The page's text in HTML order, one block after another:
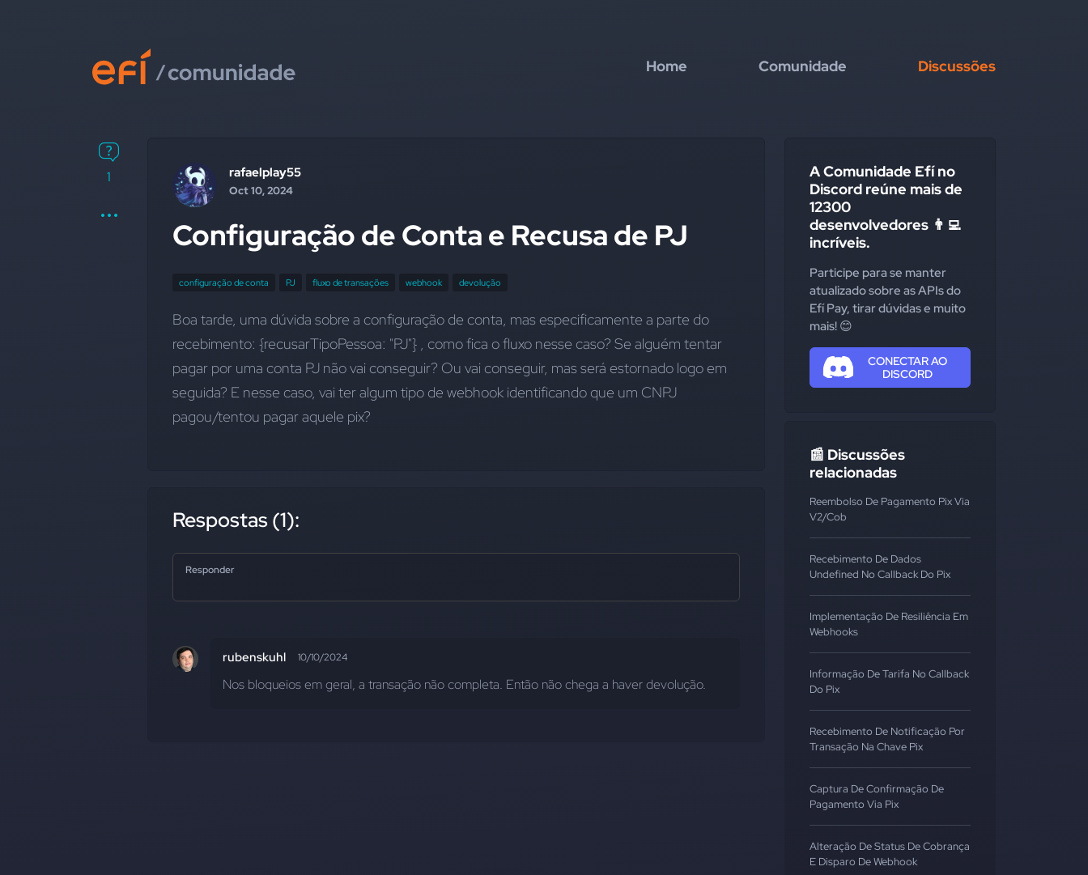
Home Comunidade Discussões
1 rafaelplay55
Oct 10, 2024
Configuração de Conta e Recusa de PJ
configuração de conta PJ fluxo de transações webhook devolução
recebimento: {recusarTipoPessoa: "PJ"} , como fica o fluxo nesse caso? Se alguém tentar
pagar por uma conta PJ não vai conseguir? Ou vai conseguir, mas será estornado logo em
seguida? E nesse caso, vai ter algum tipo de webhook identificando que um CNPJ
pagou/tentou pagar aquele pix?
Respostas (1):
Responder
rubenskuhl 10/10/2024
Nos bloqueios em geral, a transação não completa. Então não chega a haver devolução.
A Comunidade Efí no
Discord reúne mais de
12300
desenvolvedores 👨‍💻
incríveis.
Participe para se manter
atualizado sobre as APIs do
Efí Pay, tirar dúvidas e muito
mais! 😊
CONECTAR AO
DISCORD
📰 Discussões
relacionadas
Reembolso De Pagamento Pix Via
V2/cob
Recebimento De Dados
Undefined No Callback Do Pix
Implementação De Resiliência Em
Webhooks
Informação De Tarifa No Callback
Do Pix
Recebimento De Notificação Por
Transação Na Chave Pix
Captura De Confirmação De
Pagamento Via Pix
Alteração De Status De Cobrança
E Disparo De Webhook